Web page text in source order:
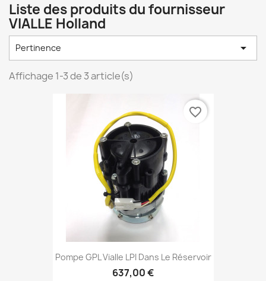
Liste des produits du fournisseur
VIALLE Holland
Pertinence 
Affichage 1-3 de 3 article(s)
Pompe GPL Vialle LPI Dans Le Réservoir
637,00 €
favorite_border